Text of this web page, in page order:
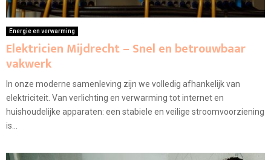
Energie en verwarming
Elektricien Mijdrecht – Snel en betrouwbaar
vakwerk
In onze moderne samenleving zijn we volledig afhankelijk van
elektriciteit. Van verlichting en verwarming tot internet en
huishoudelijke apparaten: een stabiele en veilige stroomvoorziening
is...